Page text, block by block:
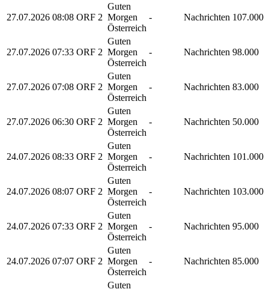
27.07.2026 08:08 ORF 2
Guten
Morgen
Österreich
- Nachrichten 107.000
27.07.2026 07:33 ORF 2
Guten
Morgen
Österreich
- Nachrichten 98.000
27.07.2026 07:08 ORF 2
Guten
Morgen
Österreich
- Nachrichten 83.000
27.07.2026 06:30 ORF 2
Guten
Morgen
Österreich
- Nachrichten 50.000
24.07.2026 08:33 ORF 2
Guten
Morgen
Österreich
- Nachrichten 101.000
24.07.2026 08:07 ORF 2
Guten
Morgen
Österreich
- Nachrichten 103.000
24.07.2026 07:33 ORF 2
Guten
Morgen
Österreich
- Nachrichten 95.000
24.07.2026 07:07 ORF 2
Guten
Morgen
Österreich
- Nachrichten 85.000
Guten